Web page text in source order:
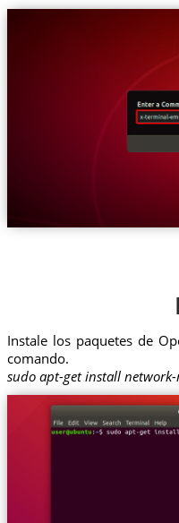
Instale los paquetes de
comando.
sudo apt-get install